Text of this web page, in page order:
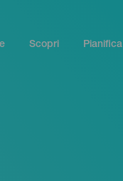
Scopri Pianifica